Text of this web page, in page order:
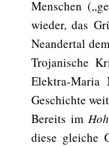
Menschen
wieder, das
Neandertal
Trojanische
Elektra-Maria
Geschichte
Bereits im
diese gleiche